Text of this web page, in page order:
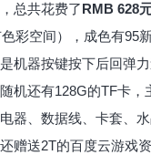
总共花费了RMB 628
彩空间），成色有95
机器按键按下后回弹力
机还有128G的TF卡，
器、数据线、卡套、
赠送2T的百度云游戏